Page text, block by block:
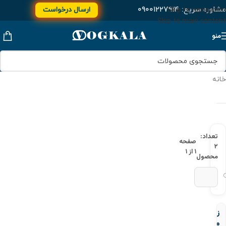
Skip to navigation
Skip to main content
مشاوره سریع:۰۹۰۰۱۲۲۷۹۱۴ ارسال درخواست
منو
خانه
تعداد:
۲
محصول
صفحه
۱ از ۱
زانو